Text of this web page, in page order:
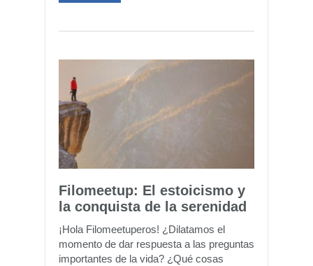
Filomeetup: El estoicismo y
la conquista de la serenidad
¡Hola Filomeetuperos! ¿Dilatamos el
momento de dar respuesta a las preguntas
importantes de la vida? ¿Qué cosas